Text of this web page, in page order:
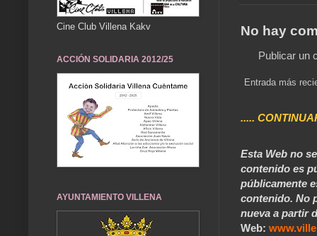
No hay
Publicar un
Entrada más
.....
Esta Web no
contenido es
públicamente
contenido. No
nueva a partir
Web:
Cine Club Villena Kakv
ACCIÓN SOLIDARIA 2012/25
AYUNTAMIENTO VILLENA